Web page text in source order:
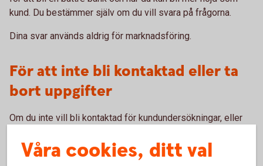
kund. Du bestämmer själv om du vill svara på frågorna.
Dina svar används aldrig för marknadsföring.
För att inte bli kontaktad eller ta
bort uppgifter
Om du inte vill bli kontaktad för kundundersökningar, eller
anonym, kan du kontakta oss och be att vi tar bort dina svar.
Välkommen in till ditt bankkontor eller
Våra cookies, ditt val